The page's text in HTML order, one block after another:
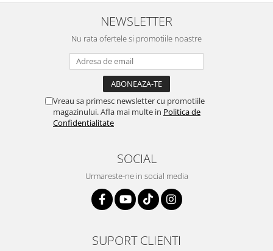
NEWSLETTER
Nu rata ofertele si promotiile noastre
Vreau sa primesc newsletter cu promotiile
magazinului. Afla mai multe in Politica de
Confidentialitate
SOCIAL
Urmareste-ne in social media
SUPORT CLIENTI